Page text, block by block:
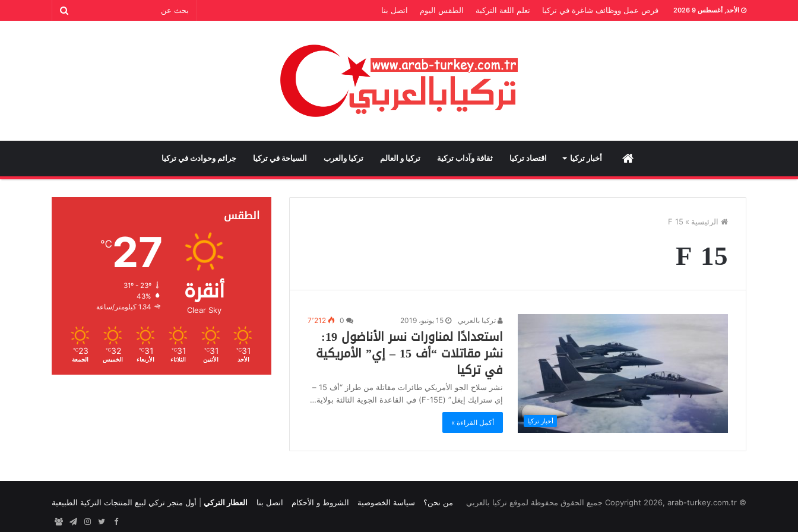
الأحد, أغسطس 9 2026 فرص عمل ووظائف شاغرة في تركيا تعلم اللغة التركية الطقس اليوم اتصل بنا
Home أخبار تركيا اقتصاد تركيا ثقافة وآداب تركية تركيا و العالم تركيا والعرب السياحة في تركيا جرائم وحوادث في تركيا
الرئيسية »
F 15
F 15
أخبار تركيا
تركيا بالعربي 15 يونيو، 2019 7٬212
استعدادًا لمناورات نسر الأناضول 19:
نشر مقاتلات “أف 15 – إي” الأمريكية
في تركيا
نشر سلاح الجو الأمريكي طائرات مقاتلة من طراز “أف 15 –
إي سترايك إيغل” (F-15E) في القاعدة الجوية الثالثة بولاية…
أكمل القراءة »
الطقس
أنقرة
Clear Sky
27
℃
31º - 23º
الرطوبة:
الرياح:
31
℃
الأحد
31
℃
الأثنين
31
℃
الثلاثاء
31
℃
الأربعاء
32
℃
الخميس
23
℃
الجمعة
© Copyright 2026, arab-turkey.com.tr جميع الحقوق محفوظة لموقع تركيا بالعربي العطار التركي أول متجر تركي لبيع المنتجات التركية الطبيعية من نحن؟ سياسة الخصوصية الشروط و الأحكام اتصل بنا